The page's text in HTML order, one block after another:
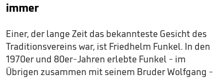
immer
Einer, der lange Zeit das bekannteste Gesicht des
Traditionsvereins war, ist Friedhelm Funkel. In den
1970er und 80er-Jahren erlebte Funkel - im
Übrigen zusammen mit seinem Bruder Wolfgang -